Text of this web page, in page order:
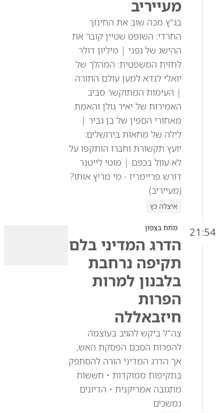
מעייריב
בג"ץ מכה שוב את החינוך
החרדי: השופט שטיין קובר את
ההישג של גפני | מיליון דולר
לחזית המשפטית: המהלך של
יואלי לנדא למען עולם התורה
| העימות המתוקשר סביב
האמירות של יאיר גולן והאמת
מאחורי הספין של בן גביר |
לילה של מחאות בירושלים:
יועץ תקשורת וחברו הותקפו על
לא עוול בכפם | מוטי לייטנר
דורש פריימריז - מי מריץ אותו?
(מעייריב)
איצלה כץ
21:54 מתח בצפון
הדרג המדיני בלם
תקיפה נרחבת
בלבנון למרות
הפרות
חיזבאללה
צה"ל ביקש להגיב בעוצמה
להפרות הסכם הפסקת האש,
אך הדרג המדיני הורה להסתפק
בתקיפות ממוקדות • חששות
מתגובה אמריקנית • הדיונים
נמשכים